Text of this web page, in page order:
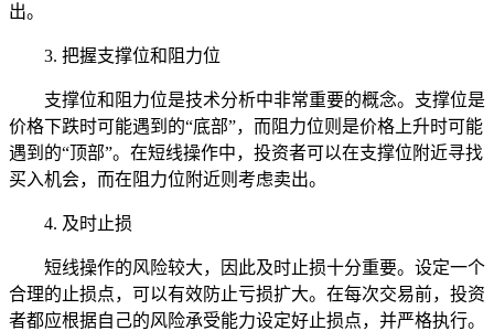
出。
3. 把握支撑位和阻力位
支撑位和阻力位是技术分析中非常重要的概念。支撑位是
价格下跌时可能遇到的“底部”，而阻力位则是价格上升时可能
遇到的“顶部”。在短线操作中，投资者可以在支撑位附近寻找
买入机会，而在阻力位附近则考虑卖出。
4. 及时止损
短线操作的风险较大，因此及时止损十分重要。设定一个
合理的止损点，可以有效防止亏损扩大。在每次交易前，投资
者都应根据自己的风险承受能力设定好止损点，并严格执行。